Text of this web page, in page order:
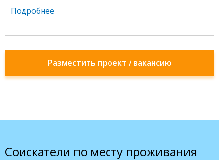
Подробнее
Разместить проект / вакансию
Соискатели по месту проживания